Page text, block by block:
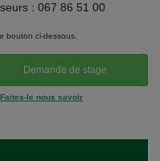
: 067 86 51 00
bouton ci-dessous.
Demande de stage
Faites-le nous savoir